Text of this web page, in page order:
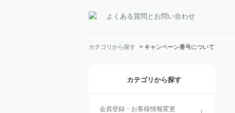
よくある質問とお問い合わせ
カテゴリから探す > キャンペーン番号について
カテゴリから探す
会員登録・お客様情報変更